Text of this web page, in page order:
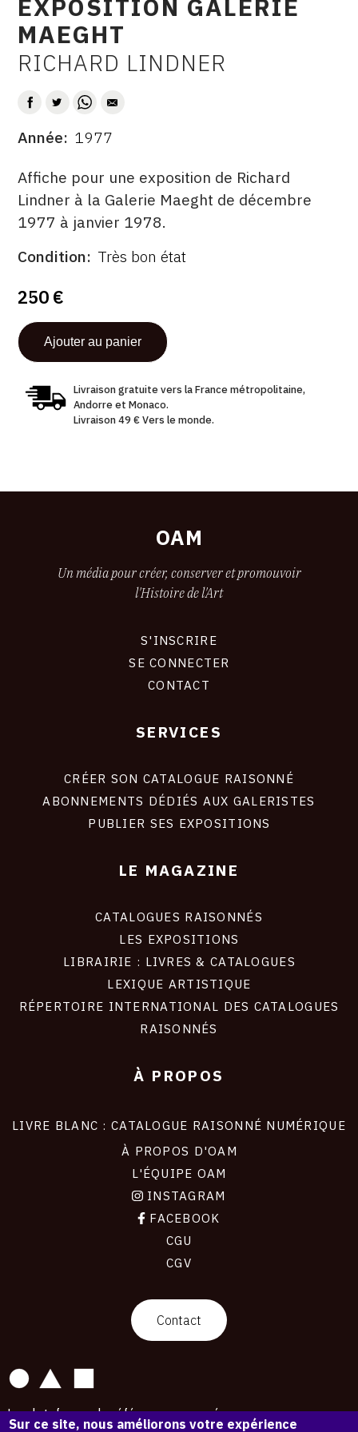
CGU
INSTAGRAM
FACEBOOK
TWITTER
EXPOSITION GALERIE
MAEGHT
AUTEUR
RICHARD LINDNER
DATE
Année 1977
DESCRITPTION
Affiche pour une exposition de Richard
Lindner à la Galerie Maeght de décembre
1977 à janvier 1978.
ÉDITÉ
FORMAT
ÉTAT
Condition Très bon état
250 €
Livraison gratuite vers la France métropolitaine,
Andorre et Monaco.
Livraison 49 € Vers le monde.
OAM
Un média pour créer, conserver et promouvoir
l'Histoire de l'Art
S'INSCRIRE
SE CONNECTER
CONTACT
SERVICES
CRÉER SON CATALOGUE RAISONNÉ
ABONNEMENTS DÉDIÉS AUX GALERISTES
PUBLIER SES EXPOSITIONS
LE MAGAZINE
CATALOGUES RAISONNÉS
LES EXPOSITIONS
LIBRAIRIE : LIVRES & CATALOGUES
LEXIQUE ARTISTIQUE
RÉPERTOIRE INTERNATIONAL DES CATALOGUES
RAISONNÉS
À PROPOS
LIVRE BLANC : CATALOGUE RAISONNÉ NUMÉRIQUE
À PROPOS D'OAM
L'ÉQUIPE OAM
INSTAGRAM
FACEBOOK
CGU
CGV
Contact
La plateforme de référence pour créer,
Sur ce site, nous améliorons votre expérience